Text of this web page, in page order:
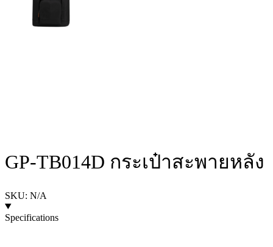
GP-TB014D กระเป๋าสะพายหลัง
SKU: N/A
Specifications